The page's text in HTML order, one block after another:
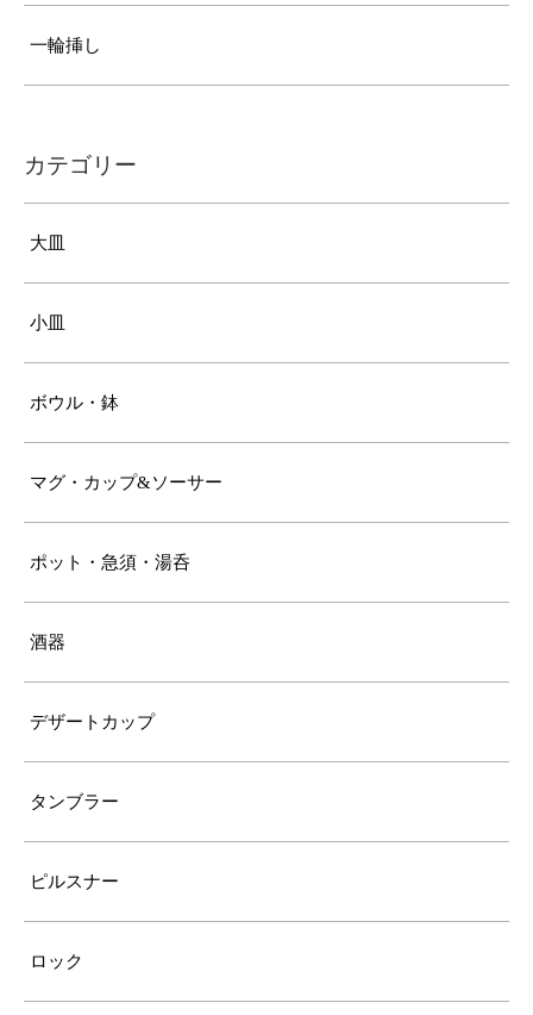
一輪挿し
カテゴリー
大皿
小皿
ボウル・鉢
マグ・カップ&ソーサー
ポット・急須・湯呑
酒器
デザートカップ
タンブラー
ピルスナー
ロック